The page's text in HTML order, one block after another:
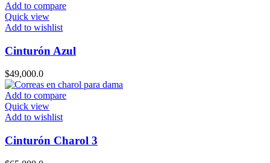
Add to compare
Quick view
Add to wishlist
Cinturón Azul
$49,000.0
Add to compare
Quick view
Add to wishlist
Cinturón Charol 3